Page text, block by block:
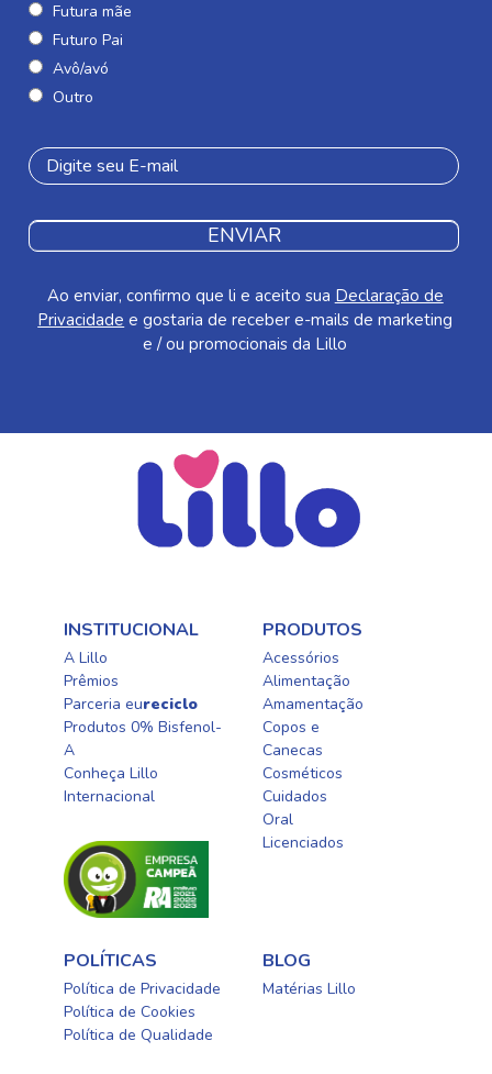
Futura mãe
Futuro Pai
Avô/avó
Outro
ENVIAR
Ao enviar, confirmo que li e aceito sua Declaração de
Privacidade e gostaria de receber e-mails de marketing
e / ou promocionais da Lillo
INSTITUCIONAL
A Lillo
Prêmios
Parceria eureciclo
Produtos 0% Bisfenol-
A
Conheça Lillo
Internacional
PRODUTOS
Acessórios
Alimentação
Amamentação
Copos e
Canecas
Cosméticos
Cuidados
Oral​
Licenciados​
POLÍTICAS
Política de Privacidade
Política de Cookies
Política de Qualidade
BLOG
Matérias Lillo